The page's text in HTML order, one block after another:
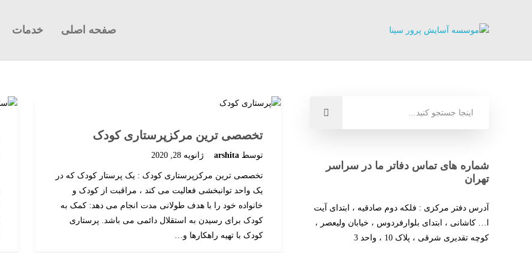
صفحه اصلی خدمات
تخصصی ترین مرکزپرستاری کودک
توسط arshita ژانویه 28, 2020
تخصصی ترین مرکزپرستاری کودک : یک پرستار کودک که در
یک واحد توانبخشی فعالیت می کند ، مراقبت از کودک و
خانواده خود را با هدف طولانی مدت انجام می دهد: کمک به
کودک برای رسیدن به استقلال دائمی می باشد. پرستاری
کودک با تهیه راهکارها و…
شماره های تماس دفاتر ما در سراسر
تهران
آدرس دفتر مرکزی : فلکه دوم صادقیه ، ابتدای آیت
ا… کاشانی ، ابتدای بلوارفردوس ، خیابان ولیعصر ،
کوچه تقدیری شرقی ، پلاک 10 ، واحد 3